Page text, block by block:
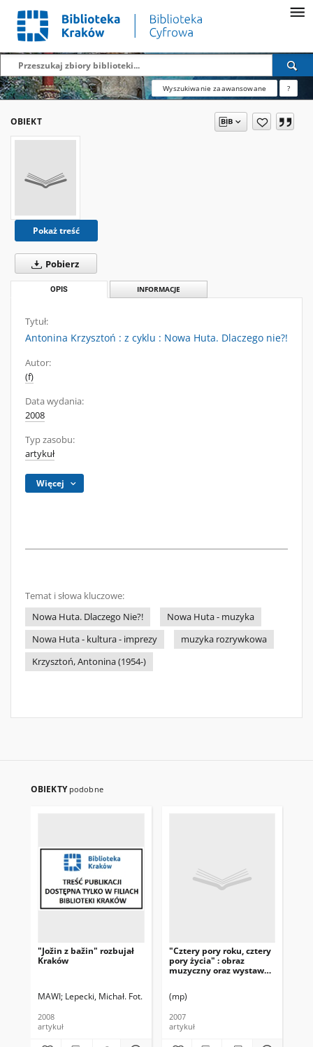
Wyszukiwanie zaawansowane ?
OBIEKT
Pokaż treść
Pobierz
OPIS INFORMACJE
Tytuł:
Antonina Krzysztoń : z cyklu : Nowa Huta. Dlaczego nie?!
Autor:
(f)
Data wydania:
2008
Typ zasobu:
artykuł
Więcej
Temat i słowa kluczowe:
Nowa Huta. Dlaczego Nie?!
Nowa Huta - muzyka
Nowa Huta - kultura - imprezy
muzyka rozrywkowa
Krzysztoń, Antonina (1954-)
OBIEKTY podobne
"Jožin z bažin" rozbujał
Kraków
MAWI Lepecki, Michał. Fot.
2008
artykuł
"Cztery pory roku, cztery
pory życia" : obraz
muzyczny oraz wystawa
(mp)
2007
artykuł